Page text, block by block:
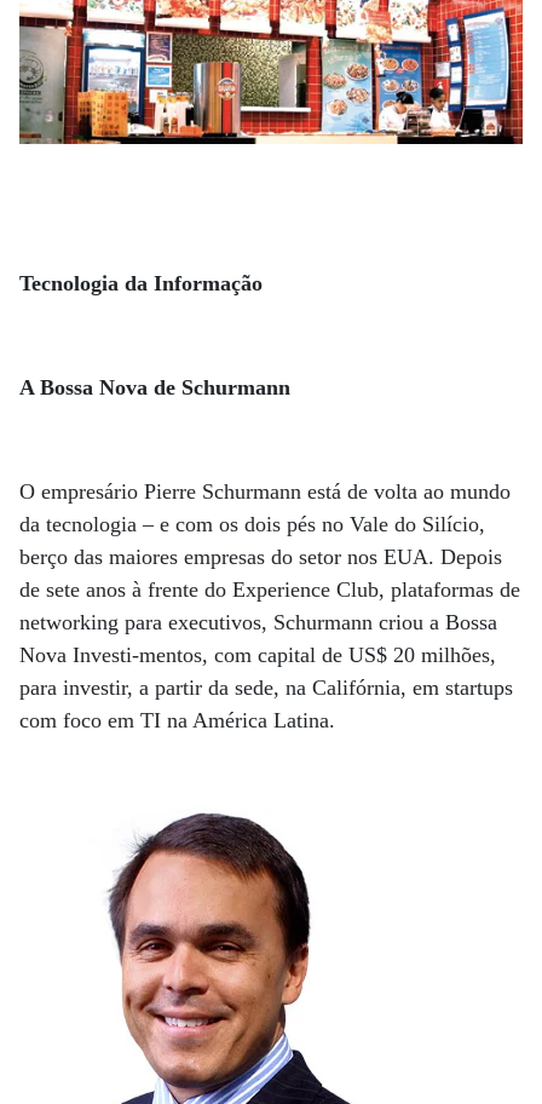
Tecnologia da Informação
A Bossa Nova de Schurmann
O empresário Pierre Schurmann está de volta ao mundo
da tecnologia – e com os dois pés no Vale do Silício,
berço das maiores empresas do setor nos EUA. Depois
de sete anos à frente do Experience Club, plataformas de
networking para executivos, Schurmann criou a Bossa
Nova Investi-mentos, com capital de US$ 20 milhões,
para investir, a partir da sede, na Califórnia, em startups
com foco em TI na América Latina.